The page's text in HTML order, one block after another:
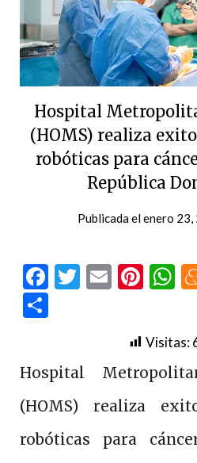
Hospital
(HOMS) realiza
robóticas para
República
Publicada elenero 23,
Facebook
Twitter
Email
Visitas:
Hospital
(HOMS) realiza
robóticas para